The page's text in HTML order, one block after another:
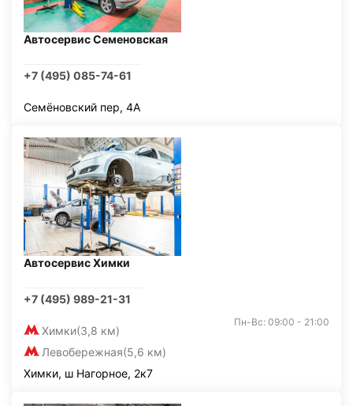
Автосервис Семеновская
+7 (495) 085-74-61
Семёновский пер, 4А
Автосервис Химки
+7 (495) 989-21-31
Химки(3,8 км)
Левобережная(5,6 км)
Пн-Вс: 09:00 - 21:00
Химки, ш Нагорное, 2к7